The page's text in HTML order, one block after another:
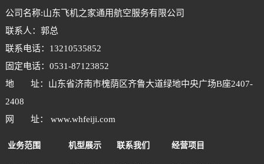
公司名称:山东飞机之家通用航空服务有限公司
联系人：郭总
联系电话：13210535852
固定电话：0531-87123852
地 址：山东省济南市槐荫区齐鲁大道绿地中央广场B座2407-
2408
网 址： www.whfeiji.com
业务范围 机型展示 联系我们 经营项目